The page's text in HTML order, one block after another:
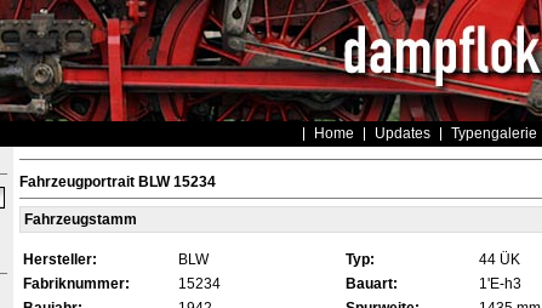
Home Updates Typengalerie
Fahrzeugportrait BLW 15234
Fahrzeugstamm
Hersteller: BLW Typ: 44 ÜK
Fabriknummer:
15234 Bauart: 1'E-h3